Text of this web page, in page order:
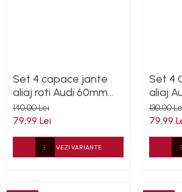
Set 4 capace jante
aliaj roti Audi 60mm
4B0601170
140,00 Lei
79,99 Lei
VEZI VARIANTE
Set 4
aliaj
130,00
79,99